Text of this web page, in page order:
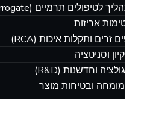
ולידציית תהליך לטיפולים תרמיים (Surrogate)
שלמות ואטימות אריזות
חקירת גופים זרים ותקלות איכות (RCA)
ולידציות ניקיון וסניטציה
תמיכה ברגולציה וחדשנות (R&D)
חוות דעת מומחה ובטיחות מוצר